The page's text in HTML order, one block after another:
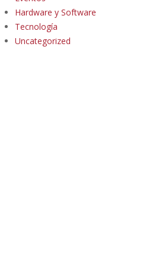
Hardware y Software
Tecnología
Uncategorized